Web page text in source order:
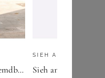
Sieh an! Etuikleid Hemdblusenkleid 3/4-Arm
SIEH AN!